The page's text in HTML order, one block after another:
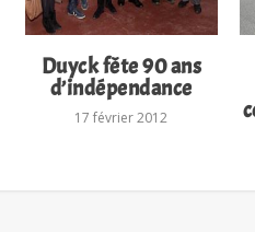
Duyck fête 90 ans
d’indépendance
17 février 2012